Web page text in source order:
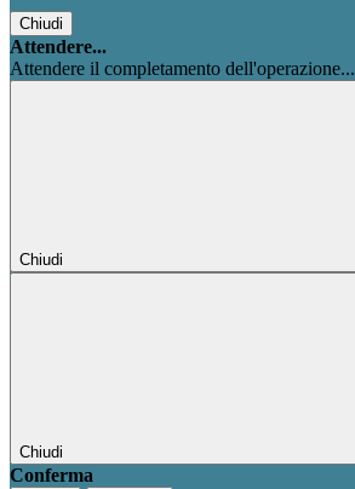
Chiudi
Attendere...
Attendere il completamento dell'operazione...
Chiudi
Chiudi
Conferma